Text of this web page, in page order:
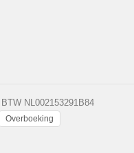
NL002153291B84
Overboeking